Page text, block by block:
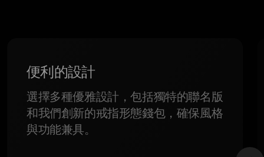
便利的設計
選擇多種優雅設計，包括獨特的聯名版
和我們創新的戒指形態錢包，確保風格
與功能兼具。